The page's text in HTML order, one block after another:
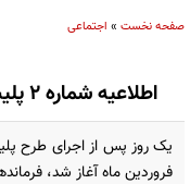
صفحه نخست » اجتماعی
اطلاعیه شماره ۲ پلیس درباره برخورد با موضوع حجاب
فروردین ماه آغاز شد،